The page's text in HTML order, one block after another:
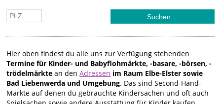
Hier oben findest du alle uns zur Verfügung stehenden
Termine für Kinder- und Babyflohmärkte, -basare, -börsen, -
trödelmärkte an denAdressen im Raum Elbe-Elster sowie
Bad Liebenwerda und Umgebung. Das sind Second-Hand-
Märkte auf denen du gebrauchte Kindersachen und oft auch